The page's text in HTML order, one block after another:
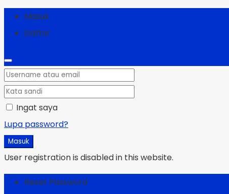
Masuk
Daftar
Ingat saya
Lupa password?
Masuk
User registration is disabled in this website.
Reset Password